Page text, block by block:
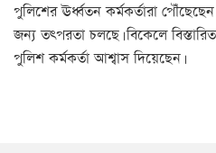
পুলিশের ঊর্ধ্বতন কর্মকর্তারা পৌঁছেছেন
জন্য তৎপরতা চলছে। বিকেলে
পুলিশ কর্মকর্তা আশ্বাস দিয়েছেন।